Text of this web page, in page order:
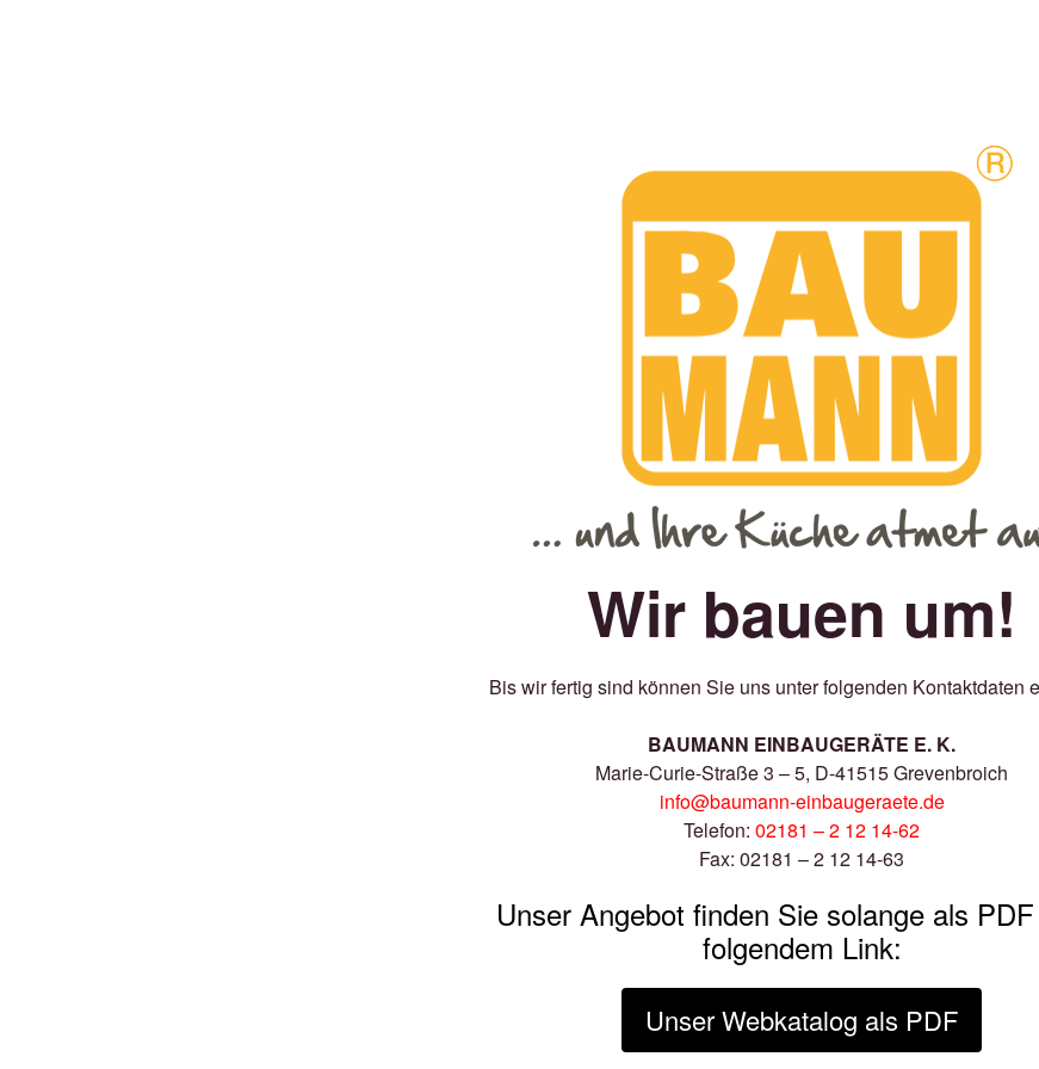
Wir bauen um!
Bis wir fertig sind können Sie uns unter folgenden Kontaktdaten
BAUMANN EINBAUGERÄTE E. K.
Marie-Curie-Straße 3 – 5, D-41515 Grevenbroich
info@baumann-einbaugeraete.de
Telefon: 02181 – 2 12 14-62
Fax: 02181 – 2 12 14-63
Unser Angebot finden Sie solange als
folgendem Link:
Unser Webkatalog als PDF